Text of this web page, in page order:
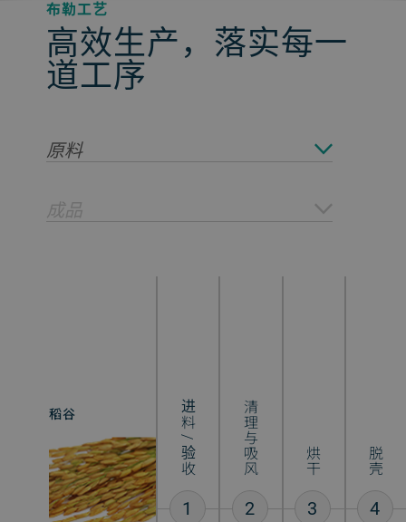
布勒工艺
高效生产，落实每一
道工序
原料
成品
稻谷 进料 / 验收
1
清理与吸风
2
烘干
3
脱壳
4